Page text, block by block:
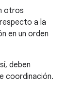
otros
a la
en un orden
deben
coordinación.